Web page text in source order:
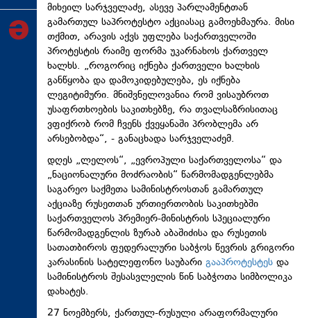
მიხეილ სარჯველაძე, ასევე პარლამენტთან
გამართულ საპროტესტო აქციასაც გამოეხმაურა. მისი
თქმით, არავის აქვს უფლება საქართველოში
პროტესტის რაიმე ფორმა უკარნახოს ქართველ
ხალხს. „როგორიც იქნება ქართველი ხალხის
განწყობა და დამოკიდებულება, ეს იქნება
ლეგიტიმური. მნიშვნელოვანია რომ ვისაუბროთ
უსაფრთხოების საკითხებზე, რა თვალსაზრისითაც
ვფიქრობ რომ ჩვენს ქვეყანაში პრობლემა არ
არსებობდა“, - განაცხადა სარჯველაძემ.
დღეს „ლელოს“, „ევროპული საქართველოსა“ და
„ნაციონალური მოძრაობის“ წარმომადგენლებმა
საგარეო საქმეთა სამინისტროსთან გამართულ
აქციაზე რუსეთთან ურთიერთობის საკითხებში
საქართველოს პრემიერ-მინისტრის სპეციალური
წარმომადგენლის ზურაბ აბაშიძისა და რუსეთის
სათათბიროს ფედერალური საბჭოს წევრის გრიგორი
კარასინის სატელეფონო საუბარი გააპროტესტეს და
სამინისტროს შესასვლელის წინ საბჭოთა სიმბოლიკა
დახატეს.
27 ნოემბერს, ქართულ-რუსული არაფორმალური